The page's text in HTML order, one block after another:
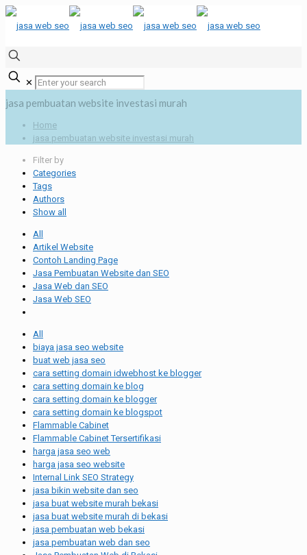
✕
jasa pembuatan website investasi murah
Home
jasa pembuatan website investasi murah
Filter by
Categories
Tags
Authors
Show all
All
Artikel Website
Contoh Landing Page
Jasa Pembuatan Website dan SEO
Jasa Web dan SEO
Jasa Web SEO
All
biaya jasa seo website
buat web jasa seo
cara setting domain idwebhost ke blogger
cara setting domain ke blog
cara setting domain ke blogger
cara setting domain ke blogspot
Flammable Cabinet
Flammable Cabinet Tersertifikasi
harga jasa seo web
harga jasa seo website
Internal Link SEO Strategy
jasa bikin website dan seo
jasa buat website murah bekasi
jasa buat website murah di bekasi
jasa pembuatan web bekasi
jasa pembuatan web dan seo